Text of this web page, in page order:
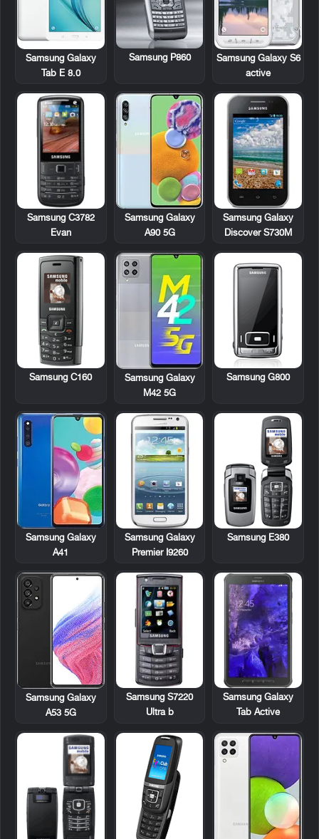
Samsung Galaxy S6
active
Samsung P860
Samsung Galaxy
Tab E 8.0
Samsung Galaxy
Discover S730M
Samsung Galaxy
A90 5G
Samsung C3782
Evan
Samsung G800
Samsung Galaxy
M42 5G
Samsung C160
Samsung E380
Samsung Galaxy
Premier I9260
Samsung Galaxy
A41
Samsung Galaxy
Tab Active
Samsung S7220
Ultra b
Samsung Galaxy
A53 5G